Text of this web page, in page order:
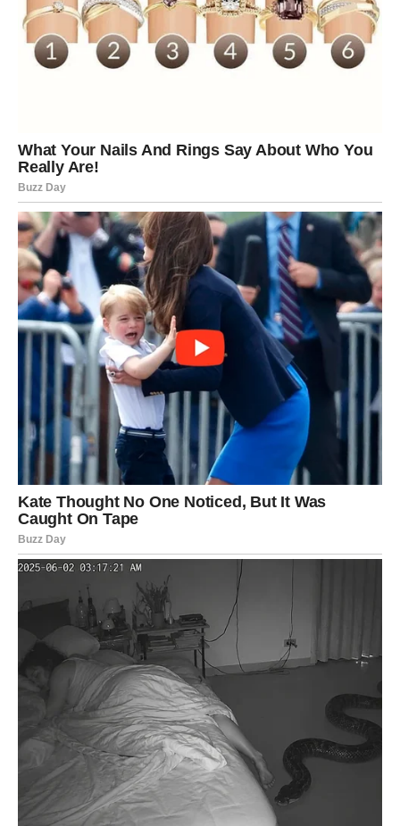
Device danas mogu doživetineočekivanu emotivnu
promenu. Neko koga ste smatrali samo prolaznim, može
pokazati da želi mnogo više.
Slobodne Device mogu upoznati osobu koja donosi mir,
sigurnost i osećaj da je sve na svom mestu.
Ipak, za neke Device, ovaj dan znači i kraj iluzije.
Shvatićete da ste idealizovali nekoga ko to ne zaslužuje.
Poruka dana:Ne voliš osobu kakva jeste – već kakva si
želeo da bude.
VAGA
Vage ulaze u dan pun emocija. 17. april može doneti
sudbinski susret ili konačan raskid
Ako ste u vezi, partner može tražiti jasnoću. Više nema
neodlučnosti.
Slobodne Vage mogu doživeti ljubav na prvi pogled –
nešto što ih potpuno izbacuje iz ravnoteže.
Ali, postoji i upozorenje: neko može pokušati da se vrati
samo zato što vidi da vas gubi.
Poruka dana:Ne pristaj na manje nego što zaslužuješ.
ŠKORPIJA